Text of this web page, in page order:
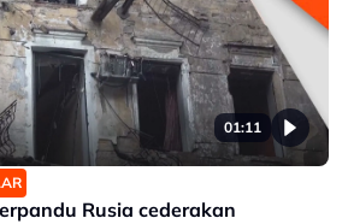
01:11
Rusia cederakan